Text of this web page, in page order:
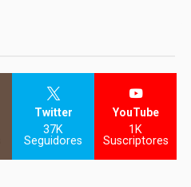
Twitter
37K
Seguidores
YouTube
1K
Suscriptores